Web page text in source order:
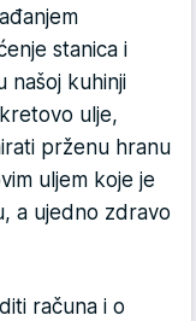
stanica i
našoj kuhinji
ulje,
prženu hranu
uljem koje je
a ujedno zdravo
računa i o